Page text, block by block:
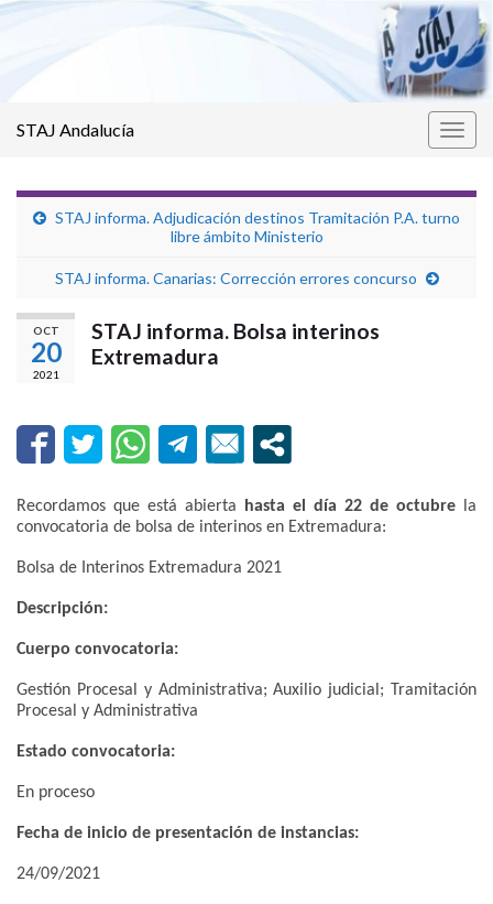
STAJ Andalucía
STAJ informa. Adjudicación destinos Tramitación P.A. turno
libre ámbito Ministerio
STAJ informa. Canarias: Corrección errores concurso
OCT
20
2021
STAJ informa. Bolsa interinos
Extremadura
Recordamos que está abierta hasta el día 22 de octubre la
convocatoria de bolsa de interinos en Extremadura:
Bolsa de Interinos Extremadura 2021
Descripción:
​​​​​​​​​​​​​​​​​​Cuerpo convocatoria:
Gestión Procesal y Administrativa; Auxilio judicial; Tramitación
Procesal y Administrativa
Estado convocatoria:
En proceso
Fecha de inicio de presentación de instancias:
24/09/2021